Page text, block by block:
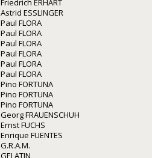
Friedrich ERHART
Astrid ESSLINGER
Paul FLORA
Paul FLORA
Paul FLORA
Paul FLORA
Paul FLORA
Paul FLORA
Pino FORTUNA
Pino FORTUNA
Pino FORTUNA
Georg FRAUENSCHUH
Ernst FUCHS
Enrique FUENTES
G.R.A.M.
GELATIN